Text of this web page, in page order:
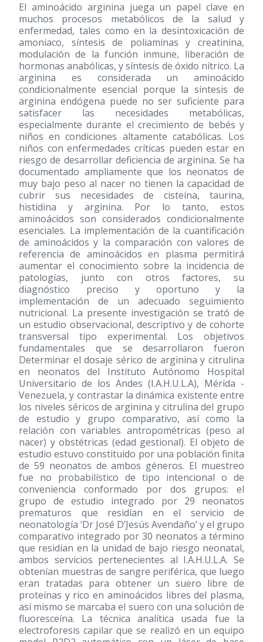
El aminoácido arginina juega un papel clave en
muchos procesos metabólicos de la salud y
enfermedad, tales como en la desintoxicación de
amoniaco, síntesis de poliaminas y creatinina,
modulación de la función inmune, liberación de
hormonas anabólicas, y síntesis de óxido nítrico. La
arginina es considerada un aminoácido
condicionalmente esencial porque la síntesis de
arginina endógena puede no ser suficiente para
satisfacer las necesidades metabólicas,
especialmente durante el crecimiento de bebés y
niños en condiciones altamente catabólicas. Los
niños con enfermedades críticas pueden estar en
riesgo de desarrollar deficiencia de arginina. Se ha
documentado ampliamente que los neonatos de
muy bajo peso al nacer no tienen la capacidad de
cubrir sus necesidades de cisteína, taurina,
histidina y arginina. Por lo tanto, estos
aminoácidos son considerados condicionalmente
esenciales. La implementación de la cuantificación
de aminoácidos y la comparación con valores de
referencia de aminoácidos en plasma permitirá
aumentar el conocimiento sobre la incidencia de
patologías, junto con otros factores, su
diagnóstico preciso y oportuno y la
implementación de un adecuado seguimiento
nutricional. La presente investigación se trató de
un estudio observacional, descriptivo y de cohorte
transversal tipo experimental. Los objetivos
fundamentales que se desarrollaron fueron
Determinar el dosaje sérico de arginina y citrulina
en neonatos del Instituto Autónomo Hospital
Universitario de los Andes (I.A.H.U.L.A), Mérida -
Venezuela, y contrastar la dinámica existente entre
los niveles séricos de arginina y citrulina del grupo
de estudio y grupo comparativo, así como la
relación con variables antropométricas (peso al
nacer) y obstétricas (edad gestional). El objeto de
estudio estuvo constituido por una población finita
de 59 neonatos de ambos géneros. El muestreo
fue no probabilístico de tipo intencional o de
conveniencia conformado por dos grupos: el
grupo de estudio integrado por 29 neonatos
prematuros que residían en el servicio de
neonatología ‘Dr José D’Jesús Avendaño’ y el grupo
comparativo integrado por 30 neonatos a término
que residían en la unidad de bajo riesgo neonatal,
ambos servicios pertenecientes al I.A.H.U.L.A. Se
obtenían muestras de sangre periférica, que luego
eran tratadas para obtener un suero libre de
proteínas y rico en aminoácidos libres del plasma,
así mismo se marcaba el suero con una solución de
fluoresceína. La técnica analítica usada fue la
electroforesis capilar que se realizó en un equipo